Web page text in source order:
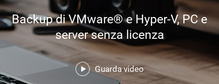
Backup di VMware® e Hyper-V, PC e
server senza licenza
Guarda video